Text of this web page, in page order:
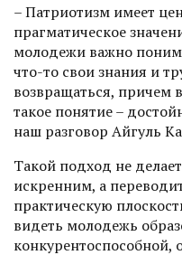
– Патриотизм имеет
прагматическое
молодежи важно
что-то свои знания и
возвращаться, причем
такое понятие –
наш разговор Айгуль
Такой подход не
искренним, а
практическую
видеть молодежь
конкурентоспособной,